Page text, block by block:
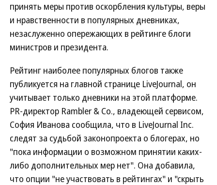
принять меры против оскорбления культуры, веры
и нравственности в популярных дневниках,
незаслуженно опережающих в рейтинге блоги
министров и президента.
Рейтинг наиболее популярных блогов также
публикуется на главной странице LiveJournal, он
учитывает только дневники на этой платформе.
PR-директор Rambler & Co., владеющей сервисом,
София Иванова сообщила, что в LiveJournal Inc.
следят за судьбой законопроекта о блогерах, но
"пока информации о возможном принятии каких-
либо дополнительных мер нет". Она добавила,
что опции "не участвовать в рейтингах" и "скрыть